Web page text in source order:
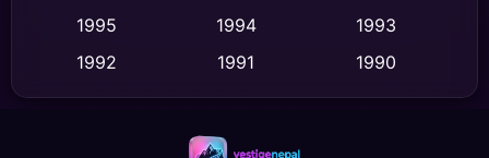
Dance เต้น (10)
Detective สืบสวน (64)
1995
1994
1993
1992
1991
1990
1989
1988
1986
1983